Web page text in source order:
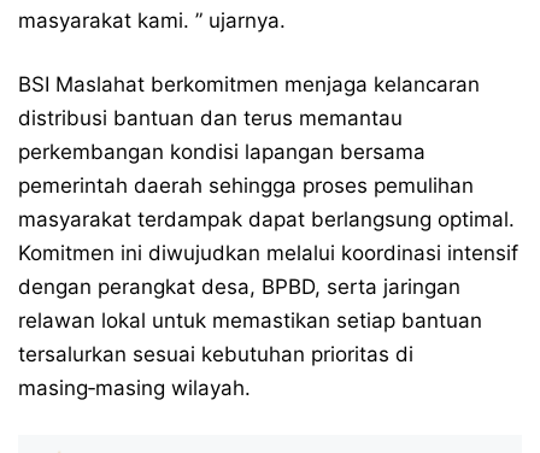
masyarakat kami. ” ujarnya.
BSI Maslahat berkomitmen menjaga kelancaran
distribusi bantuan dan terus memantau
perkembangan kondisi lapangan bersama
pemerintah daerah sehingga proses pemulihan
masyarakat terdampak dapat berlangsung optimal.
Komitmen ini diwujudkan melalui koordinasi intensif
dengan perangkat desa, BPBD, serta jaringan
relawan lokal untuk memastikan setiap bantuan
tersalurkan sesuai kebutuhan prioritas di
masing‑masing wilayah.